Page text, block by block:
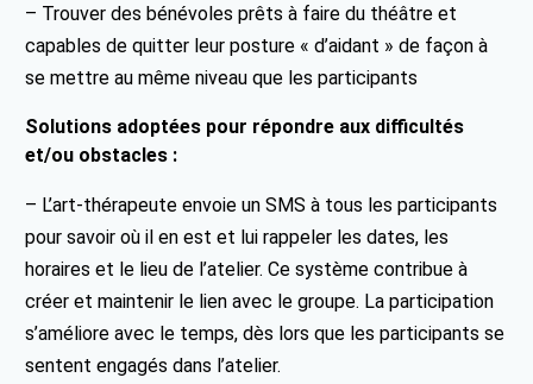
– Trouver des bénévoles prêts à faire du théâtre et
capables de quitter leur posture « d’aidant » de façon à
se mettre au même niveau que les participants
Solutions adoptées pour répondre aux difficultés
et/ou obstacles :
– L’art-thérapeute envoie un SMS à tous les participants
pour savoir où il en est et lui rappeler les dates, les
horaires et le lieu de l’atelier. Ce système contribue à
créer et maintenir le lien avec le groupe. La participation
s’améliore avec le temps, dès lors que les participants se
sentent engagés dans l’atelier.